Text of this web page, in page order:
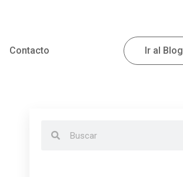
Contacto Ir al Blog